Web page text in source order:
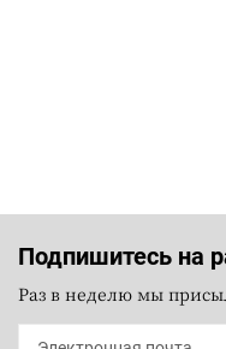
Подпишитесь на
Раз в неделю мы